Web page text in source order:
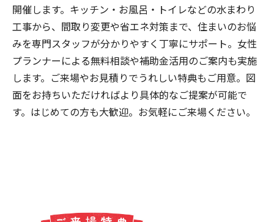
開催します。キッチン・お風呂・トイレなどの水まわり
工事から、間取り変更や省エネ対策まで、住まいのお悩
みを専門スタッフが分かりやすく丁寧にサポート。女性
プランナーによる無料相談や補助金活用のご案内も実施
します。ご来場やお見積りでうれしい特典もご用意。図
面をお持ちいただければより具体的なご提案が可能で
す。はじめての方も大歓迎。お気軽にご来場ください。